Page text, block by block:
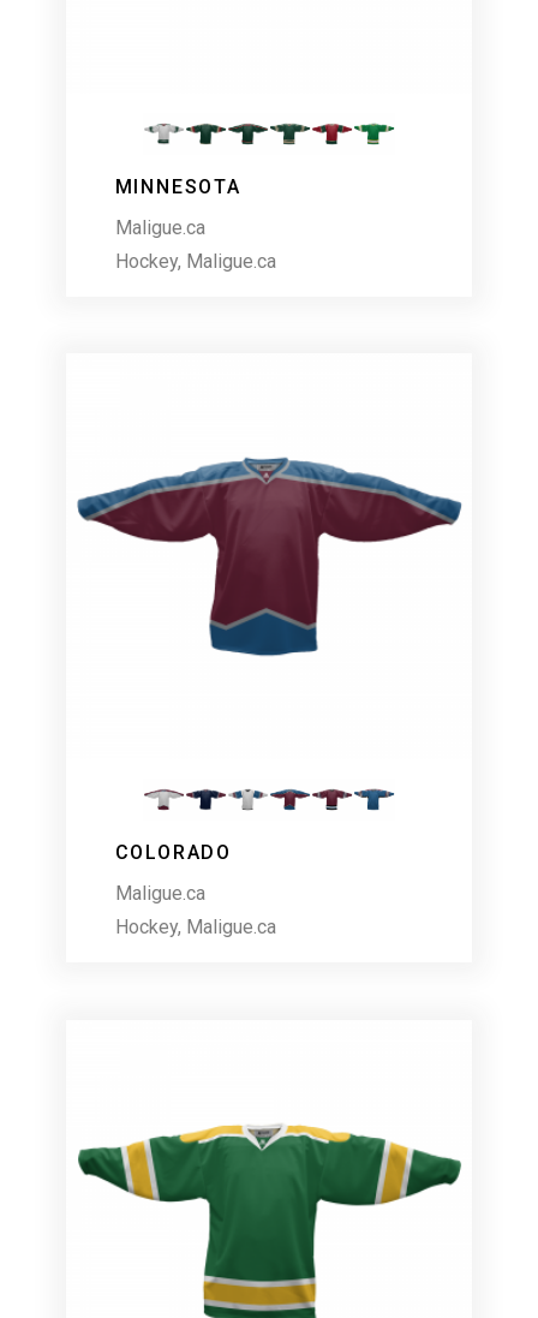
MINNESOTA
Maligue.ca
Hockey, Maligue.ca
COLORADO
Maligue.ca
Hockey, Maligue.ca